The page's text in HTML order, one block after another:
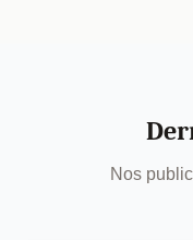
Nos